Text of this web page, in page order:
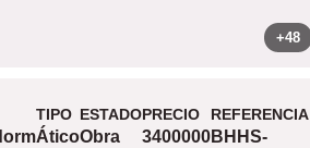
+48
TIPO
Ático
ESTADO
Obra
PRECIO
3400000
REFERENCIA
BHHS-